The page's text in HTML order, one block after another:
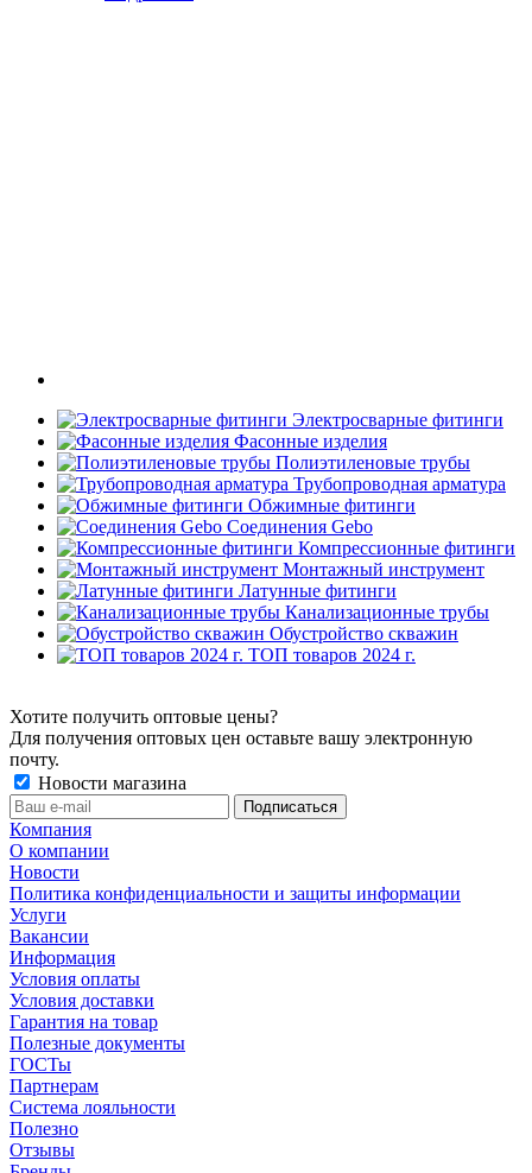
Электросварные фитинги
Фасонные изделия
Полиэтиленовые трубы
Трубопроводная арматура
Обжимные фитинги
Соединения Gebo
Компрессионные фитинги
Монтажный инструмент
Латунные фитинги
Канализационные трубы
Обустройство скважин
ТОП товаров 2024 г.
Хотите получить оптовые цены?
Для получения оптовых цен оставьте вашу электронную
почту.
Новости магазина
Компания
О компании
Новости
Политика конфиденциальности и защиты информации
Услуги
Вакансии
Информация
Условия оплаты
Условия доставки
Гарантия на товар
Полезные документы
ГОСТы
Партнерам
Система лояльности
Полезно
Отзывы